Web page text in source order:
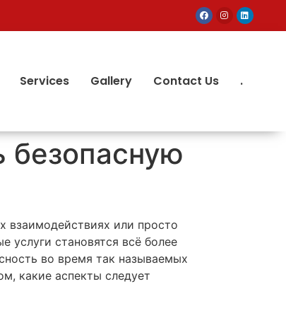
Services Gallery Contact Us .
безопасную
взаимодействиях или просто
услуги становятся всё более
во время так называемых
какие аспекты следует